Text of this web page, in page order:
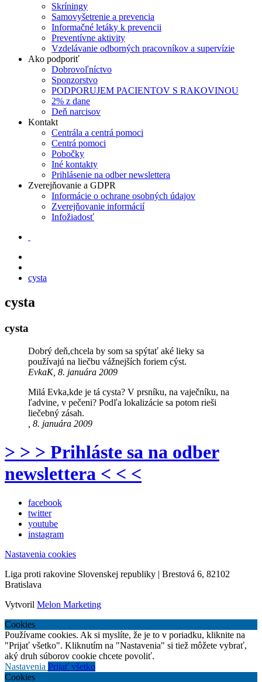
Skríningy
Samovyšetrenie a prevencia
Informačné letáky k prevencii
Preventívne aktivity
Vzdelávanie odborných pracovníkov a supervízie
Ako podporiť
Dobrovoľníctvo
Sponzorstvo
PODPORUJEM PACIENTOV S RAKOVINOU
2% z dane
Deň narcisov
Kontakt
Centrála a centrá pomoci
Centrá pomoci
Pobočky
Iné kontakty
Prihlásenie na odber newslettera
Zverejňovanie a GDPR
Informácie o ochrane osobných údajov
Zverejňovanie informácií
Infožiadosť
cysta
cysta
cysta
Dobrý deň,chcela by som sa spýtať aké lieky sa
používajú na liečbu vážnejších foriem cýst.
EvkaK, 8. januára 2009
Milá Evka,kde je tá cysta? V prsníku, na vaječníku, na
ľadvine, v pečeni? Podľa lokalizácie sa potom rieši
liečebný zásah.
, 8. januára 2009
> > > Prihláste sa na odber
newslettera < < <
facebook
twitter
youtube
instagram
Nastavenia cookies
Liga proti rakovine Slovenskej republiky | Brestová 6, 82102
Bratislava
Vytvoril Melon Marketing
Cookies
Používame cookies. Ak si myslíte, že je to v poriadku, kliknite na
"Prijať všetko". Kliknutím na "Nastavenia" si tiež môžete vybrať,
aký druh súborov cookie chcete povoliť.
Nastavenia Prijať všetko
Cookies